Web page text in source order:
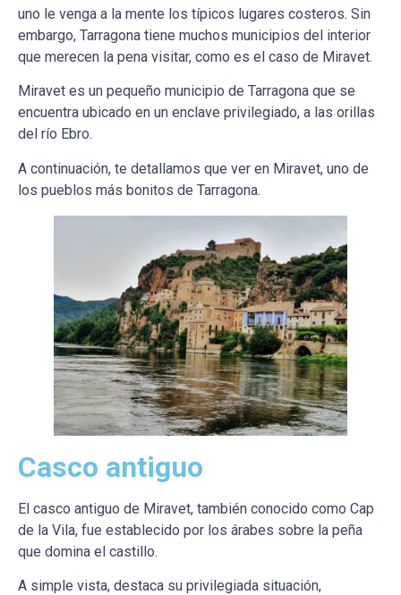
uno le venga a la mente los típicos lugares costeros. Sin
embargo, Tarragona tiene muchos municipios del interior
que merecen la pena visitar, como es el caso de Miravet.
Miravet es un pequeño municipio de Tarragona que se
encuentra ubicado en un enclave privilegiado, a las orillas
del río Ebro.
A continuación, te detallamos que ver en Miravet, uno de
los pueblos más bonitos de Tarragona.
Casco antiguo
El casco antiguo de Miravet, también conocido como Cap
de la Vila, fue establecido por los árabes sobre la peña
que domina el castillo.
A simple vista, destaca su privilegiada situación,